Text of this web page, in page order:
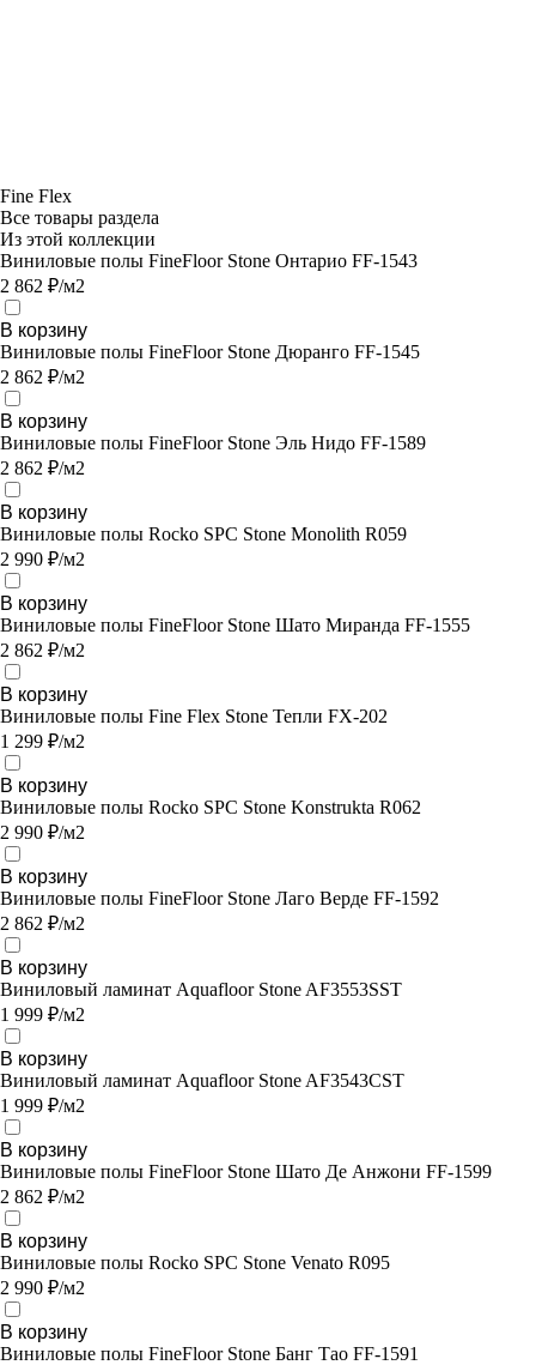
Fine Flex
Все товары раздела
Из этой коллекции
Виниловые полы FineFloor Stone Онтарио FF-1543
2 862 ₽/м2
В корзину
Виниловые полы FineFloor Stone Дюранго FF-1545
2 862 ₽/м2
В корзину
Виниловые полы FineFloor Stone Эль Нидо FF-1589
2 862 ₽/м2
В корзину
Виниловые полы Rocko SPC Stone Monolith R059
2 990 ₽/м2
В корзину
Виниловые полы FineFloor Stone Шато Миранда FF-1555
2 862 ₽/м2
В корзину
Виниловые полы Fine Flex Stone Тепли FX-202
1 299 ₽/м2
В корзину
Виниловые полы Rocko SPC Stone Konstrukta R062
2 990 ₽/м2
В корзину
Виниловые полы FineFloor Stone Лаго Верде FF-1592
2 862 ₽/м2
В корзину
Виниловый ламинат Aquafloor Stone AF3553SST
1 999 ₽/м2
В корзину
Виниловый ламинат Aquafloor Stone AF3543CST
1 999 ₽/м2
В корзину
Виниловые полы FineFloor Stone Шато Де Анжони FF-1599
2 862 ₽/м2
В корзину
Виниловые полы Rocko SPC Stone Venato R095
2 990 ₽/м2
В корзину
Виниловые полы FineFloor Stone Банг Тао FF-1591